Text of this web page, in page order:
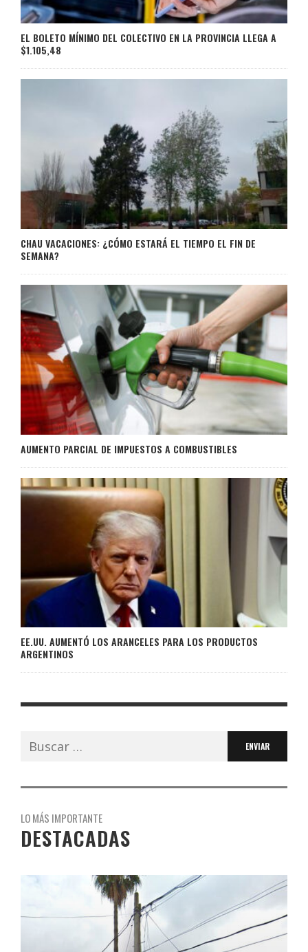
EL BOLETO MÍNIMO DEL COLECTIVO EN LA PROVINCIA LLEGA A
$1.105,48
CHAU VACACIONES: ¿CÓMO ESTARÁ EL TIEMPO EL FIN DE
SEMANA?
AUMENTO PARCIAL DE IMPUESTOS A COMBUSTIBLES
EE.UU. AUMENTÓ LOS ARANCELES PARA LOS PRODUCTOS
ARGENTINOS
Buscar:
LO MÁS IMPORTANTE
DESTACADAS